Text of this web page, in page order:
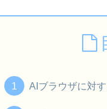
AIブラウザに対